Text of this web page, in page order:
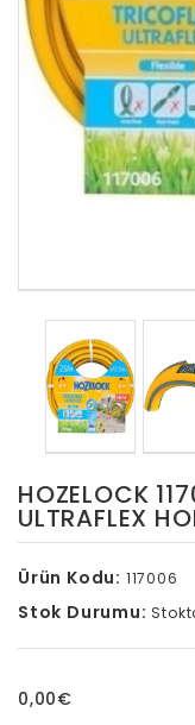
HOZELOCK
ULTRAFLEX
Ürün Kodu: 117006
Stok Durumu:
0,00€